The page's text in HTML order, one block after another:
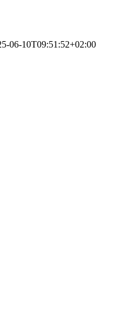
06-10T09:51:52+02:00